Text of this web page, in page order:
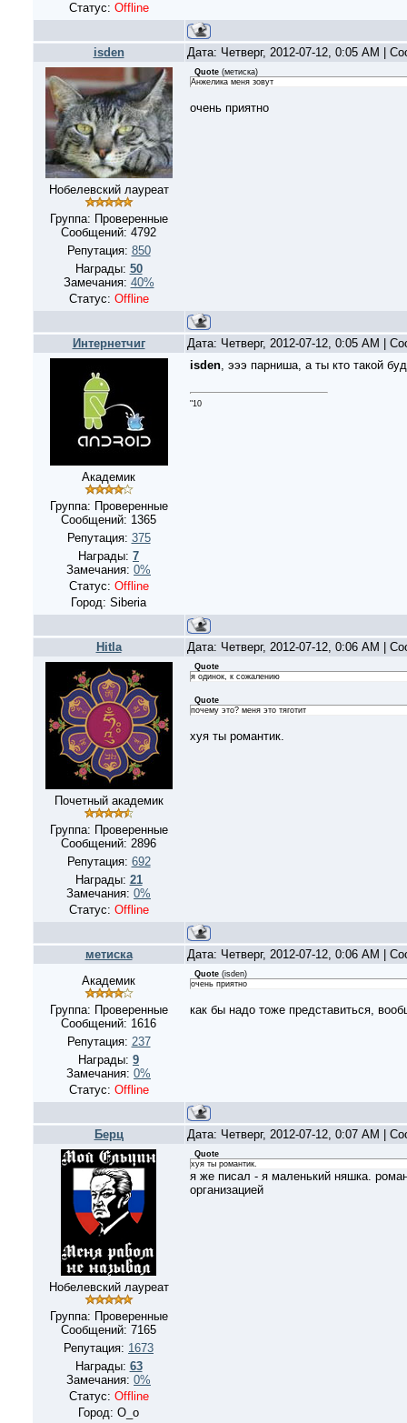
Статус: Offline
isden Дата: Четверг, 2012-07-12, 0:05 AM |
Нобелевский лауреат
Группа: Проверенные
Сообщений: 4792
Репутация: 850
Награды: 50
Замечания: 40%
Статус: Offline
Quote(метиска)
Анжелика меня зовут
очень приятно
Интернетчиг Дата: Четверг, 2012-07-12, 0:05 AM |
Академик
Группа: Проверенные
Сообщений: 1365
Репутация: 375
Награды: 7
Замечания: 0%
Статус: Offline
Город: Siberia
isden, эээ парниша, а ты кто такой
"10
Hitla Дата: Четверг, 2012-07-12, 0:06 AM |
Почетный академик
Группа: Проверенные
Сообщений: 2896
Репутация: 692
Награды: 21
Замечания: 0%
Статус: Offline
Quote
я одинок, к сожалению
Quote
почему это? меня это тяготит
хуя ты романтик.
метиска
Дата: Четверг, 2012-07-12, 0:06 AM |
Академик
Группа: Проверенные
Сообщений: 1616
Репутация: 237
Награды: 9
Замечания: 0%
Статус: Offline
Quote(isden)
очень приятно
как бы надо тоже представиться,
Берц Дата: Четверг, 2012-07-12, 0:07 AM |
Нобелевский лауреат
Группа: Проверенные
Сообщений: 7165
Репутация: 1673
Награды: 63
Замечания: 0%
Статус: Offline
Город: О_о
Quote
хуя ты романтик.
я же писал - я маленький няшка.
организацией